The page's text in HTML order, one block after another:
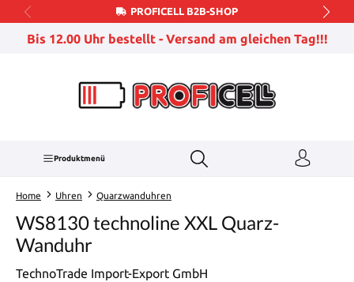
Zum Hauptinhalt springenPROFICELL B2B-SHOP
Bis 12.00 Uhr bestellt - Versand am gleichen Tag!!!
Produktmenü
Home Uhren Quarzwanduhren
WS8130 technoline XXL Quarz-
Wanduhr
TechnoTrade Import-Export GmbH